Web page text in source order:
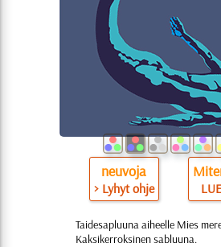
neuvoja
> Lyhyt ohje
Taidesapluuna aiheelle Mies
Kaksikerroksinen sabluuna.